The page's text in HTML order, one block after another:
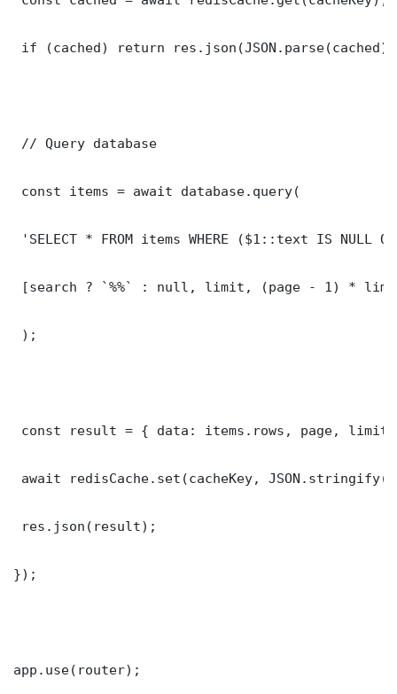
if (cached) return
// Query database
const items = await database.query(
'SELECT * FROM items WHERE ($1::text IS NULL
[search ? `%%` : null, limit, (page - 1) *
);
const result = { data: items.rows, page,
await redisCache.set(cacheKey,
res.json(result);
});
app.use(router);